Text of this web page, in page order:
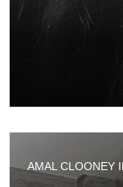
AMAL CLOONEY